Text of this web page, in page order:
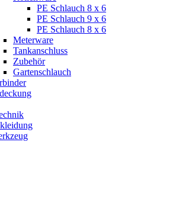
PE Schlauch 8 x 6
PE Schlauch 9 x 6
PE Schlauch 8 x 6
Meterware
Tankanschluss
Zubehör
Gartenschlauch